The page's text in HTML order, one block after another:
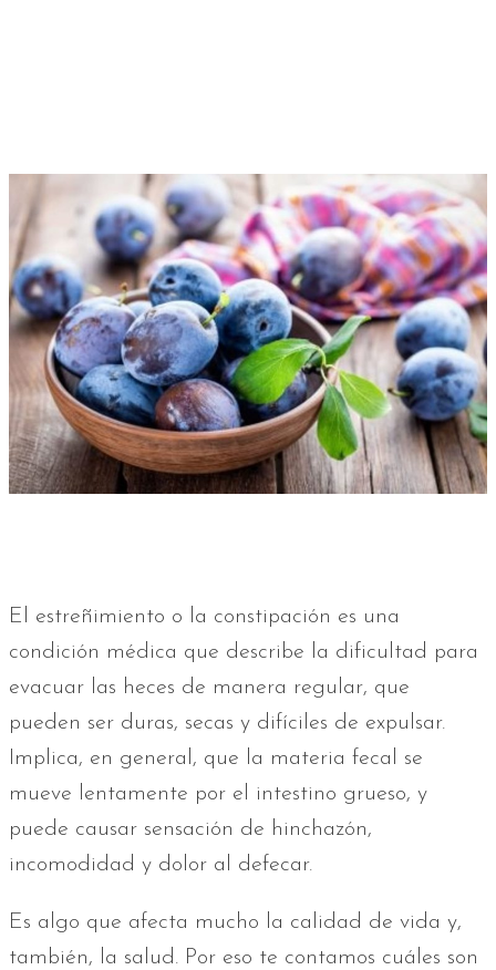
El estreñimiento o la constipación es una
condición médica que describe la dificultad para
evacuar las heces de manera regular, que
pueden ser duras, secas y difíciles de expulsar.
Implica, en general, que la materia fecal se
mueve lentamente por el intestino grueso, y
puede causar sensación de hinchazón,
incomodidad y dolor al defecar.
Es algo que afecta mucho la calidad de vida y,
también, la salud. Por eso te contamos cuáles son